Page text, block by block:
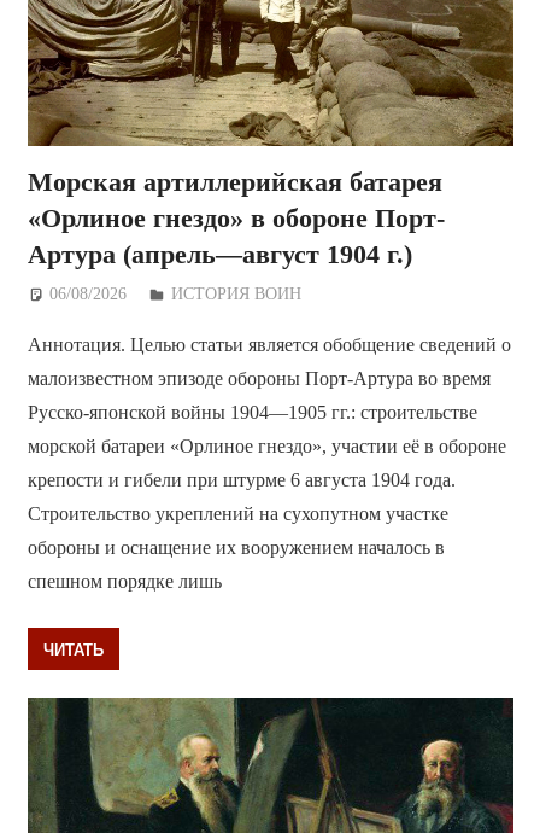
Морская артиллерийская батарея
«Орлиное гнездо» в обороне Порт-
Артура (апрель—август 1904 г.)
06/08/2026 Дежурный по Редакции
ИСТОРИЯ ВОИН
Аннотация. Целью статьи является обобщение сведений о
малоизвестном эпизоде обороны Порт-Артура во время
Русско-японской войны 1904—1905 гг.: строительстве
морской батареи «Орлиное гнездо», участии её в обороне
крепости и гибели при штурме 6 августа 1904 года.
Строительство укреплений на сухопутном участке
обороны и оснащение их вооружением началось в
спешном порядке лишь
ЧИТАТЬ